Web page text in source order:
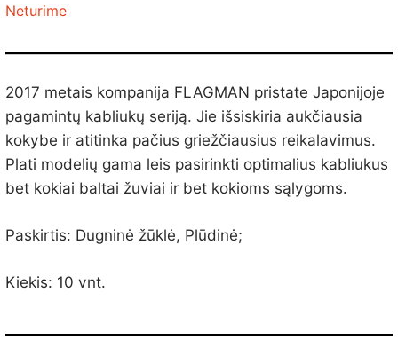
Neturime
2017 metais kompanija FLAGMAN pristate Japonijoje
pagamintų kabliukų seriją. Jie išsiskiria aukčiausia
kokybe ir atitinka pačius griežčiausius reikalavimus.
Plati modelių gama leis pasirinkti optimalius kabliukus
bet kokiai baltai žuviai ir bet kokioms sąlygoms.
Paskirtis: Dugninė žūklė, Plūdinė;
Kiekis: 10 vnt.